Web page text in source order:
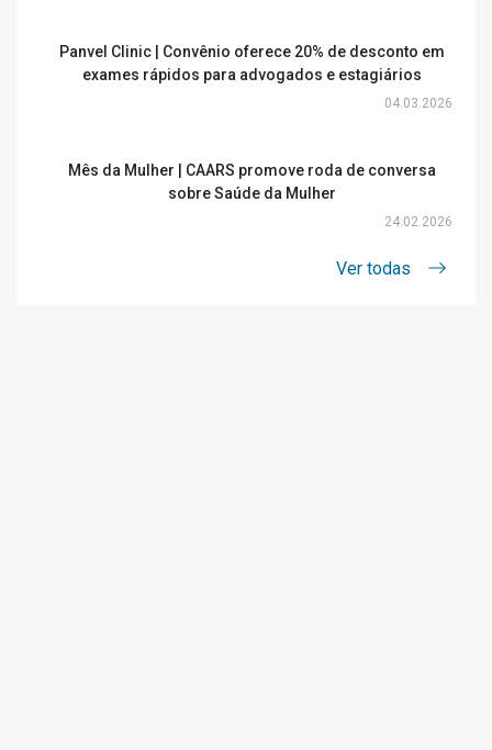
Panvel Clinic | Convênio oferece 20% de desconto em
exames rápidos para advogados e estagiários
04.03.2026
Mês da Mulher | CAARS promove roda de conversa
sobre Saúde da Mulher
24.02.2026
Ver todas